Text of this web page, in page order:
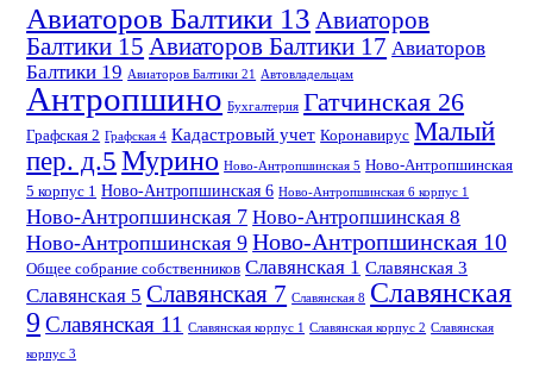
Авиаторов Балтики 13 Авиаторов
Балтики 15 Авиаторов Балтики 17 Авиаторов
Балтики 19 Авиаторов Балтики 21 Автовладельцам
Антропшино Бухгалтерия Гатчинская 26
Графская 2 Графская 4 Кадастровый учет Коронавирус Малый
пер. д.5Мурино Ново-Антропшинская 5 Ново-Антропшинская
5 корпус 1 Ново-Антропшинская 6 Ново-Антропшинская 6 корпус 1
Ново-Антропшинская 7 Ново-Антропшинская 8
Ново-Антропшинская 9 Ново-Антропшинская 10
Общее собрание собственников Славянская 1 Славянская 3
Славянская 5 Славянская 7 Славянская 8 Славянская
9 Славянская 11 Славянская корпус 1 Славянская корпус 2 Славянская
корпус 3